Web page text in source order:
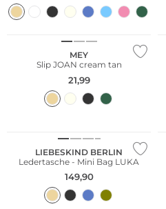
MEY
Slip JOAN cream tan
21,99
LIEBESKIND BERLIN
Ledertasche - Mini Bag LUKA
149,90